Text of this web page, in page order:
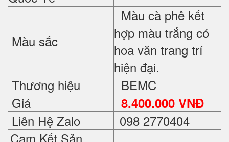
Màu sắc
Màu cà phê kết
hợp màu trắng có
hoa văn trang trí
hiện đại.
Thương hiệu
BEMC
Giá
8.400.000 VNĐ
Liên Hệ Zalo
098 2770404
Cam Kết Sản